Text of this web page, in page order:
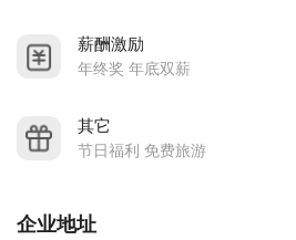
薪酬激励
年终奖 年底双薪
其它
节日福利 免费旅游
企业地址